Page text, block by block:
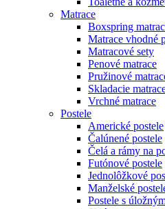
Matrace
Boxspring
Matrace vhodné
Matracové sety
Penové matrace
Pružinové
Skladacie
Vrchné matrace
Postele
Americké postele
Čalúnené postele
Čelá a rámy na
Futónové postele
Jednolôžkové
Manželské
Postele s